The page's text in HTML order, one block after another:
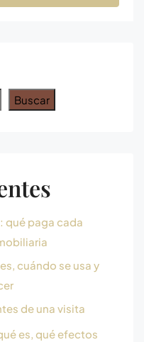
Buscar
qué paga cada
cuándo se usa y
de una visita
es, qué efectos